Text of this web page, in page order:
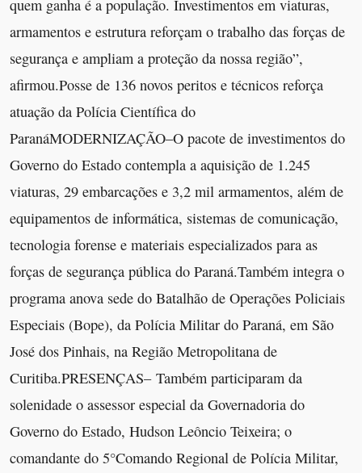
quem ganha é a população. Investimentos em viaturas,
armamentos e estrutura reforçam o trabalho das forças de
segurança e ampliam a proteção da nossa região”,
afirmou.Posse de 136 novos peritos e técnicos reforça
atuação da Polícia Científica do
ParanáMODERNIZAÇÃO–O pacote de investimentos do
Governo do Estado contempla a aquisição de 1.245
viaturas, 29 embarcações e 3,2 mil armamentos, além de
equipamentos de informática, sistemas de comunicação,
tecnologia forense e materiais especializados para as
forças de segurança pública do Paraná.Também integra o
programa anova sede do Batalhão de Operações Policiais
Especiais (Bope), da Polícia Militar do Paraná, em São
José dos Pinhais, na Região Metropolitana de
Curitiba.PRESENÇAS– Também participaram da
solenidade o assessor especial da Governadoria do
Governo do Estado, Hudson Leôncio Teixeira; o
comandante do 5°Comando Regional de Polícia Militar,